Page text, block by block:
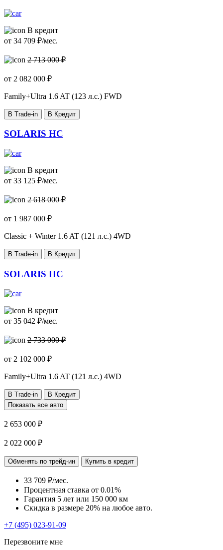
В кредит
от 34 709 ₽/мес.
2 713 000 ₽
от 2 082 000 ₽
Family+Ultra 1.6 AT (123 л.с.) FWD
В Trade-in В Кредит
SOLARIS HC
В кредит
от 33 125 ₽/мес.
2 618 000 ₽
от 1 987 000 ₽
Classic + Winter 1.6 AT (121 л.с.) 4WD
В Trade-in В Кредит
SOLARIS HC
В кредит
от 35 042 ₽/мес.
2 733 000 ₽
от 2 102 000 ₽
Family+Ultra 1.6 AT (121 л.с.) 4WD
В Trade-in
В Кредит
Показать все авто
2 653 000 ₽
2 022 000 ₽
Обменять по трейд-ин Купить в кредит
33 709 ₽/мес.
Процентная ставка от 0.01%
Гарантия 5 лет или 150 000 км
Скидка в размере 20% на любое авто.
+7 (495) 023-91-09
Перезвоните мне